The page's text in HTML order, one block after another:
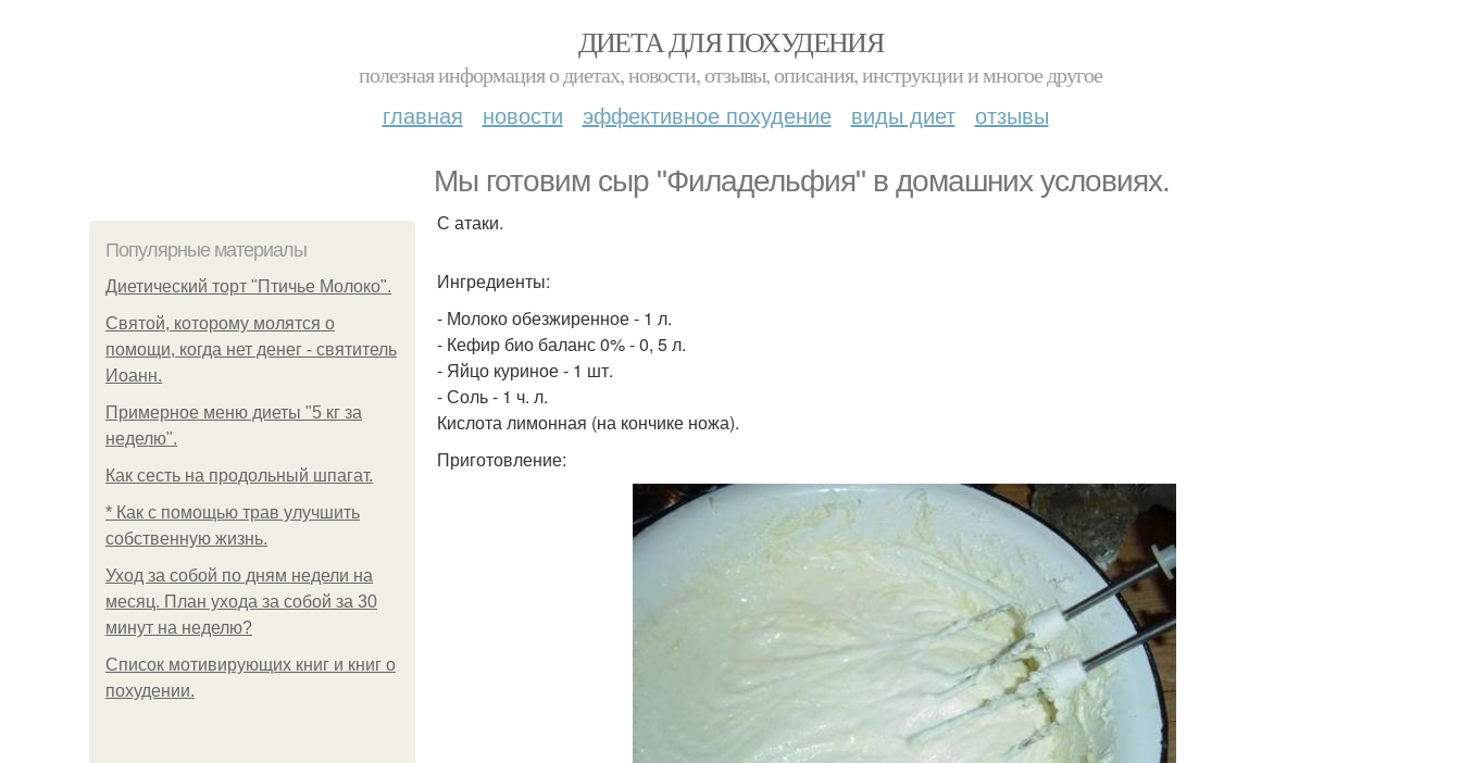
ДИЕТА ДЛЯ ПОХУДЕНИЯ
полезная информация о диетах, новости, отзывы, описания, инструкции и многое другое
главная новости эффективное похудение виды диет отзывы
Мы готовим сыр "Филадельфия" в домашних условиях.
Популярные материалы
Диетический торт "Птичье Молоко".
Святой, которому молятся о
помощи, когда нет денег - святитель
Иоанн.
Примерное меню диеты "5 кг за
неделю".
Как сесть на продольный шпагат.
* Как с помощью трав улучшить
собственную жизнь.
Уход за собой по дням недели на
месяц. План ухода за собой за 30
минут на неделю?
Список мотивирующих книг и книг о
похудении.
С атаки.
Ингредиенты:
- Молоко обезжиренное - 1 л.
- Кефир био баланс 0% - 0, 5 л.
- Яйцо куриное - 1 шт.
- Соль - 1 ч. л.
Кислота лимонная (на кончике ножа).
Приготовление: